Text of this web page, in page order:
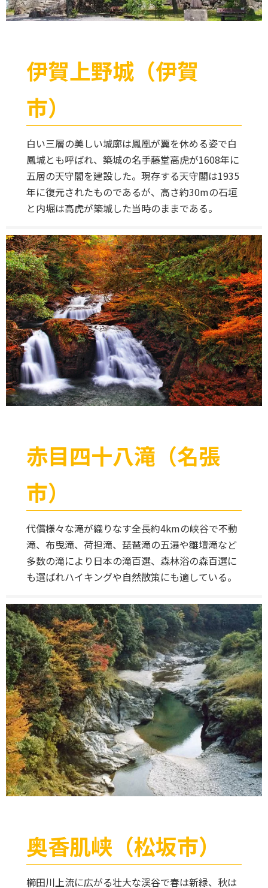
伊賀上野城（伊賀
市）
白い三層の美しい城廓は鳳凰が翼を休める姿で白
鳳城とも呼ばれ、築城の名手藤堂高虎が1608年に
五層の天守閣を建設した。現存する天守閣は1935
年に復元されたものであるが、高さ約30mの石垣
と内堀は高虎が築城した当時のままである。
赤目四十八滝（名張
市）
代償様々な滝が織りなす全長約4kmの峡谷で不動
滝、布曳滝、荷担滝、琵琶滝の五瀑や雛壇滝など
多数の滝により日本の滝百選、森林浴の森百選に
も選ばれハイキングや自然散策にも適している。
奥香肌峡（松坂市）
櫛田川上流に広がる壮大な渓谷で春は新緑、秋は